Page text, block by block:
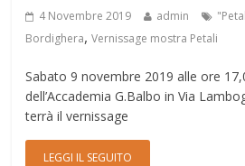
4 Novembre 2019 admin
Bordighera,Vernissage mostra Petali
Sabato 9 novembre 2019 alle ore
dell’Accademia G.Balbo in Via
terrà il vernissage
LEGGI IL SEGUITO